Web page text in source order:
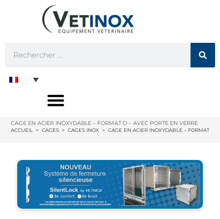
CAGE EN ACIER INOXYDABLE – FORMAT D – AVEC PORTE EN VERRE
ACCUEIL > CAGES > CAGES INOX > CAGE EN ACIER INOXYDABLE – FORMAT D